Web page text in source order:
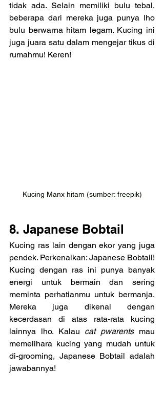
tidak ada. Selain memiliki bulu tebal,
beberapa dari mereka juga punya lho
bulu berwarna hitam legam. Kucing ini
juga juara satu dalam mengejar tikus di
rumahmu! Keren!
Kucing Manx hitam (sumber: freepik)
8. Japanese Bobtail
Kucing ras lain dengan ekor yang juga
pendek. Perkenalkan: Japanese Bobtail!
Kucing dengan ras ini punya banyak
energi untuk bermain dan sering
meminta perhatianmu untuk bermanja.
Mereka juga dikenal dengan
kecerdasan di atas rata-rata kucing
lainnya lho. Kalau cat pwarents mau
memelihara kucing yang mudah untuk
di-grooming, Japanese Bobtail adalah
jawabannya!